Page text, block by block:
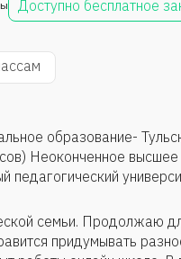
Доступно бесплатное
образование-
Неоконченное
педагогический
семьи. Продолжаю
придумывать